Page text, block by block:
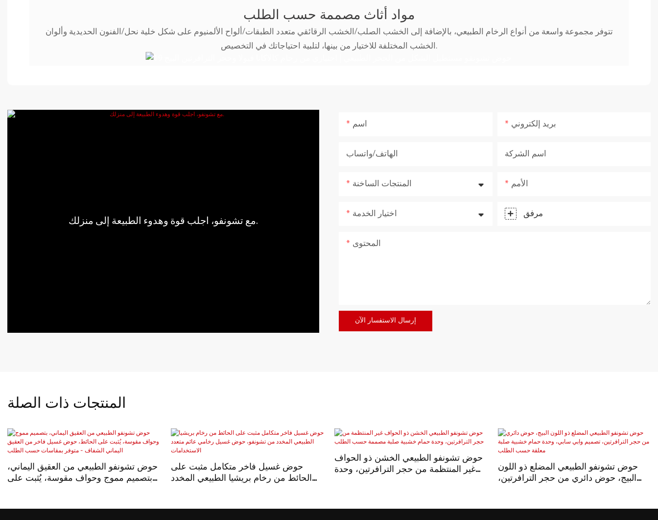
مواد أثاث مصممة حسب الطلب
تتوفر مجموعة واسعة من أنواع الرخام الطبيعي، بالإضافة إلى الخشب الصلب/الخشب الرقائقي متعدد الطبقات/ألواح الألمنيوم على شكل خلية نحل/الفنون الحديدية وألوان
الخشب المختلفة للاختيار من بينها، لتلبية احتياجاتك في التخصيص.
مع تشونفو، اجلب قوة وهدوء الطبيعة إلى منزلك.
اسم بريد إلكتروني
الهاتف/واتساب اسم الشركة
المنتجات الساخنة الأمم
اختيار الخدمة مرفق
المحتوى
إرسال الاستفسار الآن
المنتجات ذات الصلة
حوض تشونفو الطبيعي من العقيق اليماني،
بتصميم مموج وحواف مقوسة، يُثبت على
حوض غسيل فاخر متكامل مثبت على
الحائط من رخام بريشيا الطبيعي المخدد
حوض تشونفو الطبيعي الخشن ذو الحواف
غير المنتظمة من حجر الترافرتين، وحدة
حوض تشونفو الطبيعي المضلع ذو اللون
البيج، حوض دائري من حجر الترافرتين،